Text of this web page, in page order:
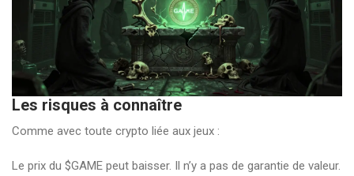
Les risques à connaître
Comme avec toute crypto liée aux jeux :
Le prix du $GAME peut baisser. Il n’y a pas de garantie de valeur.